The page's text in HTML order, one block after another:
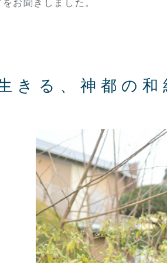
お聞きしました。
きる、神都の和